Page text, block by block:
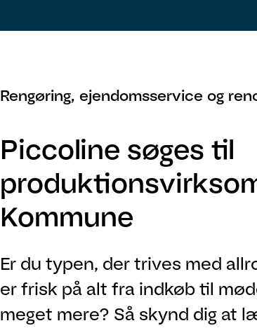
Rengøring, ejendomsservice og
Piccoline søges til
Kommune
Er du typen, der trives med
er frisk på alt fra indkøb til
meget mere? Så skynd dig at